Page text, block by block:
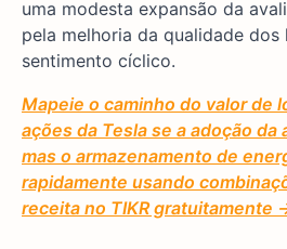
uma modesta expansão da
pela melhoria da qualidade dos
sentimento cíclico.
Mapeie o caminho do valor de
ações da Tesla se a adoção da
mas o armazenamento de
rapidamente usando
receita no TIKR gratuitamente